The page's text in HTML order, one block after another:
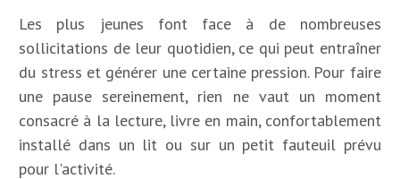
Les plus jeunes font face à de nombreuses
sollicitations de leur quotidien, ce qui peut entraîner
du stress et générer une certaine pression. Pour faire
une pause sereinement, rien ne vaut un moment
consacré à la lecture, livre en main, confortablement
installé dans un lit ou sur un petit fauteuil prévu
pour l'activité.